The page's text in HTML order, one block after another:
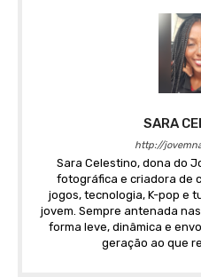
SARA
http://
Sara Celestino, dona do
fotográfica e criadora de
jogos, tecnologia, K-pop e
jovem. Sempre antenada
forma leve, dinâmica e
geração ao que